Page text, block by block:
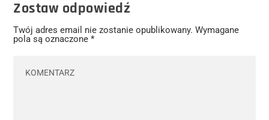
Zostaw odpowiedź
Twój adres email nie zostanie opublikowany. Wymagane
pola są oznaczone*